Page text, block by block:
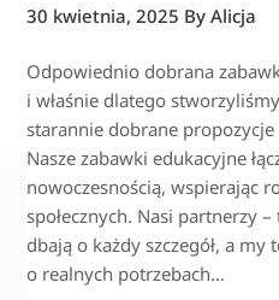
30 kwietnia, 2025 By Alicja
Odpowiednio dobrana
i właśnie dlatego
starannie dobrane
Nasze zabawki edukacyjne
nowoczesnością, wspierając
społecznych. Nasi partnerzy
dbają o każdy szczegół, a
o realnych potrzebach…